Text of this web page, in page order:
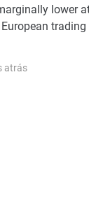
lower
atrás